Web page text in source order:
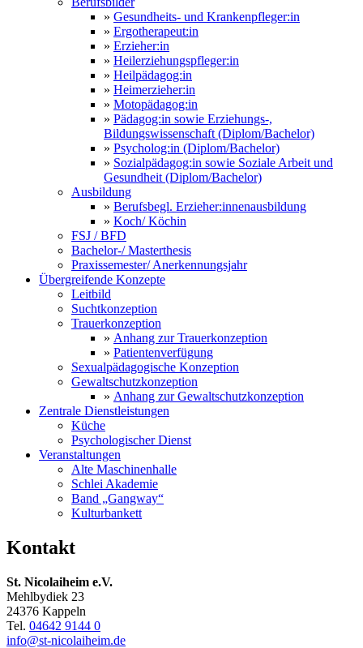
» Gesundheits- und Krankenpfleger:in
» Ergotherapeut:in
» Erzieher:in
» Heilerziehungspfleger:in
» Heilpädagog:in
» Heimerzieher:in
» Motopädagog:in
» Pädagog:in sowie Erziehungs-,
Bildungswissenschaft (Diplom/Bachelor)
» Psycholog:in (Diplom/Bachelor)
» Sozialpädagog:in sowie Soziale Arbeit und
Gesundheit (Diplom/Bachelor)
Ausbildung
» Berufsbegl. Erzieher:innenausbildung
» Koch/ Köchin
FSJ / BFD
Bachelor-/ Masterthesis
Praxissemester/ Anerkennungsjahr
Übergreifende Konzepte
Leitbild
Suchtkonzeption
Trauerkonzeption
» Anhang zur Trauerkonzeption
» Patientenverfügung
Sexualpädagogische Konzeption
Gewaltschutzkonzeption
» Anhang zur Gewaltschutzkonzeption
Zentrale Dienstleistungen
Küche
Psychologischer Dienst
Veranstaltungen
Alte Maschinenhalle
Schlei Akademie
Band „Gangway“
Kulturbankett
Kontakt
St. Nicolaiheim e.V.
Mehlbydiek 23
24376 Kappeln
Tel. 04642 9144 0
info@st-nicolaiheim.de